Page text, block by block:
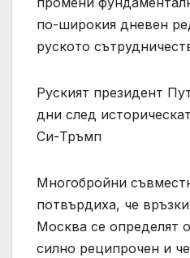
по-широкия дневен
руското
Руският президент
дни след
Си-Тръмп
Многобройни
потвърдиха, че
Москва се определят
силно реципрочен и